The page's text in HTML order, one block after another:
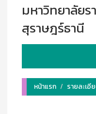
มหาวิทยาลัยร
สุราษฎร์ธานี
หน้าแรก
รายละเ